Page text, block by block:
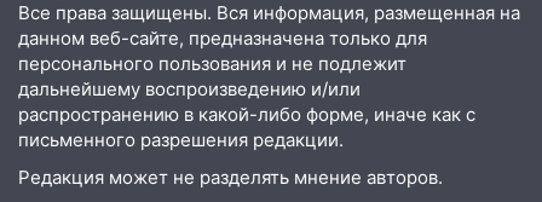
12:49 В Заволжье Hyundai сбил 68-
летнюю женщину на пешеходном
переходе
12:40 В Новой Малыкле Mitsubishi сбил
велосипедиста на перекрёстке
Все права защищены. Вся информация, размещенная на
данном веб-сайте, предназначена только для
персонального пользования и не подлежит
дальнейшему воспроизведению и/или
распространению в какой-либо форме, иначе как с
письменного разрешения редакции.
Редакция может не разделять мнение авторов.